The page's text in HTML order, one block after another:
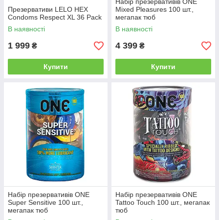
Презервативи LELO HEX
Condoms Respect XL 36 Pack
В наявності
1 999 ₴
Купити
Mixed Pleasures 100 шт.,
мегапак тюб
В наявності
4 399 ₴
Купити
Набір презервативів ONE
Super Sensitive 100 шт.,
мегапак тюб
Набір презервативів ONE
Tattoo Touch 100 шт., мегапак
тюб